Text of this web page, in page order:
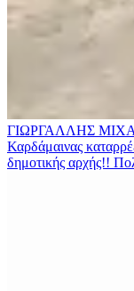
ΓΙΩΡΓΑΛΛΗΣ
Καρδάμαινας
δημοτικής αρχής!!